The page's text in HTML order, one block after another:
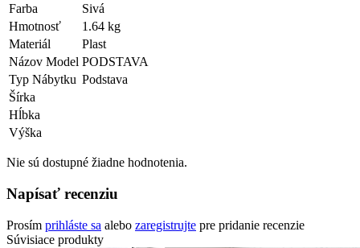
Farba
Sivá
Hmotnosť
1.64 kg
Materiál
Plast
Názov Model PODSTAVA
Typ Nábytku Podstava
Šírka
Hĺbka
Výška
Nie sú dostupné žiadne hodnotenia.
Napísať recenziu
Prosím prihláste sa alebo zaregistrujte pre pridanie recenzie
Súvisiace produkty